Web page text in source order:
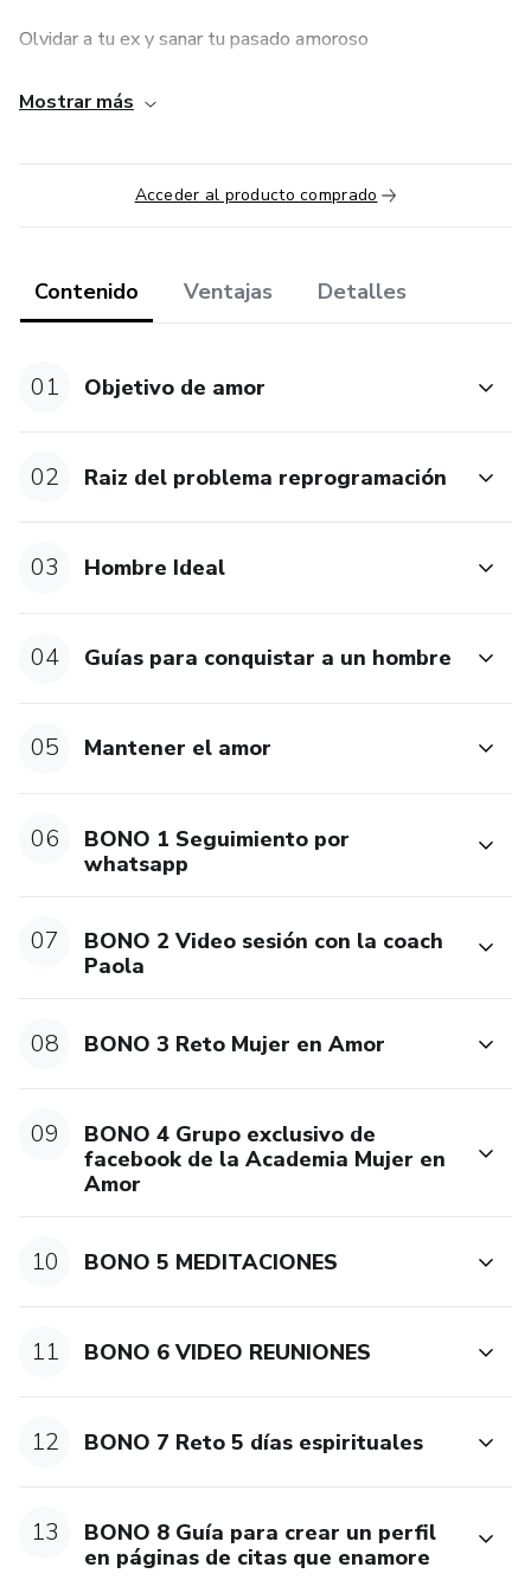
Olvidar a tu ex y sanar tu pasado amoroso
Definir a tu hombre ideal y cómo enamorarlo
Hacer que se comprometa contigo
Mostrar más
Acceder al producto comprado
Contenido Ventajas Detalles
01 Objetivo de amor
02 Raiz del problema reprogramación
03 Hombre Ideal
04 Guías para conquistar a un hombre
05 Mantener el amor
06
BONO 1 Seguimiento por
whatsapp
07
BONO 2 Video sesión con la coach
Paola
08 BONO 3 Reto Mujer en Amor
09
BONO 4 Grupo exclusivo de
facebook de la Academia Mujer en
Amor
10 BONO 5 MEDITACIONES
11 BONO 6 VIDEO REUNIONES
12 BONO 7 Reto 5 días espirituales
13
BONO 8 Guía para crear un perfil
en páginas de citas que enamore